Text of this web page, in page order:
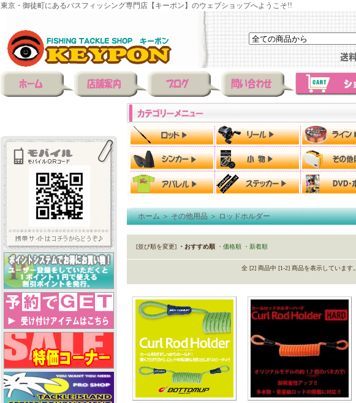
東京・御徒町にあるバスフィッシング専門店【キーポン】のウェブショップへようこそ!!
ホーム＞その他用品＞ロッドホルダー
[並び順を変更] ・おすすめ順 ・価格順 ・新着順
全 [2] 商品中 [1-2] 商品を表示しています。